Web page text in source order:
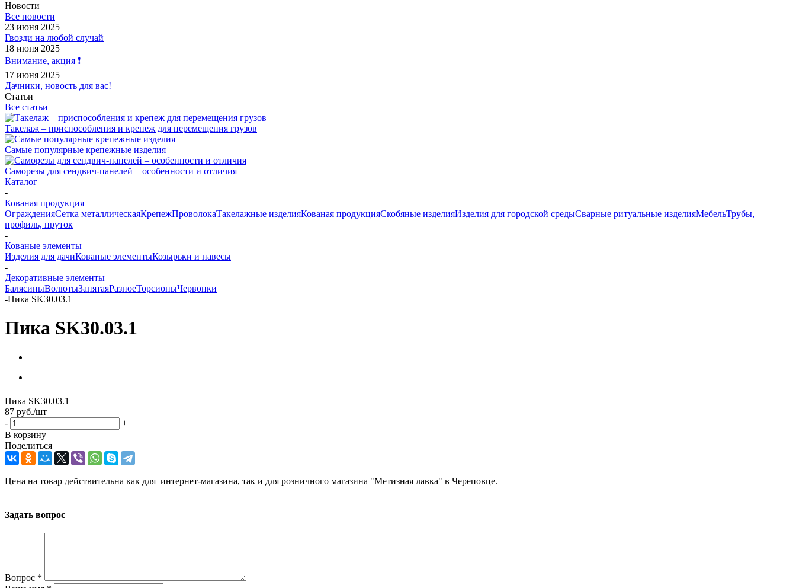
Новости
Все новости
23 июня 2025
Гвозди на любой случай
18 июня 2025
Внимание, акция ❗️
17 июня 2025
Дачники, новость для вас!
Статьи
Все статьи
Такелаж – приспособления и крепеж для перемещения грузов
Самые популярные крепежные изделия
Саморезы для сендвич-панелей – особенности и отличия
Каталог
-
Кованая продукция
ОгражденияСетка металлическаяКрепежПроволокаТакелажные изделияКованая продукцияСкобяные изделияИзделия для городской средыСварные ритуальные изделияМебельТрубы,
профиль, пруток
-
Кованые элементы
Изделия для дачиКованые элементыКозырьки и навесы
-
Декоративные элементы
БалясиныВолютыЗапятаяРазноеТорсионыЧервонки
-Пика SK30.03.1
Пика SK30.03.1
Пика SK30.03.1
87 руб./шт
-
+
В корзину
Поделиться
Цена на товар действительна как для интернет-магазина, так и для розничного магазина "Метизная лавка" в Череповце.
Задать вопрос
Вопрос *